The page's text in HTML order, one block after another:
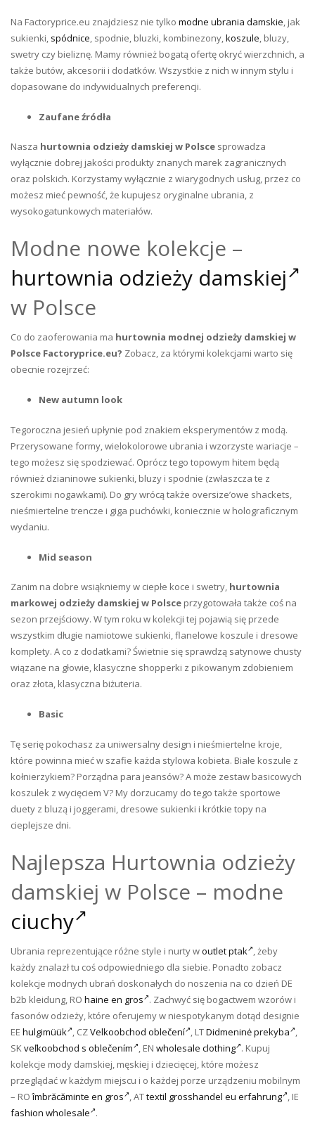
Na Factoryprice.eu znajdziesz nie tylko modne ubrania damskie , jak
sukienki, spódnice , spodnie, bluzki, kombinezony, koszule , bluzy,
swetry czy bieliznę. Mamy również bogatą ofertę okryć wierzchnich, a
także butów, akcesorii i dodatków. Wszystkie z nich w innym stylu i
dopasowane do indywidualnych preferencji.
Zaufane źródła
Nasza hurtownia odzieży damskiej w Polsce sprowadza
wyłącznie dobrej jakości produkty znanych marek zagranicznych
oraz polskich. Korzystamy wyłącznie z wiarygodnych usług, przez co
możesz mieć pewność, że kupujesz oryginalne ubrania, z
wysokogatunkowych materiałów.
Modne nowe kolekcje –
hurtownia odzieży damskiej
w Polsce
Co do zaoferowania ma hurtownia modnej odzieży damskiej w
Polsce Factoryprice.eu? Zobacz, za którymi kolekcjami warto się
obecnie rozejrzeć:
New autumn look
Tegoroczna jesień upłynie pod znakiem eksperymentów z modą.
Przerysowane formy, wielokolorowe ubrania i wzorzyste wariacje –
tego możesz się spodziewać. Oprócz tego topowym hitem będą
również dzianinowe sukienki, bluzy i spodnie (zwłaszcza te z
szerokimi nogawkami). Do gry wrócą także oversize’owe shackets,
nieśmiertelne trencze i giga puchówki, koniecznie w holograficznym
wydaniu.
Mid season
Zanim na dobre wsiąkniemy w ciepłe koce i swetry, hurtownia
markowej odzieży damskiej w Polsce przygotowała także coś na
sezon przejściowy. W tym roku w kolekcji tej pojawią się przede
wszystkim długie namiotowe sukienki, flanelowe koszule i dresowe
komplety. A co z dodatkami? Świetnie się sprawdzą satynowe chusty
wiązane na głowie, klasyczne shopperki z pikowanym zdobieniem
oraz złota, klasyczna biżuteria.
Basic
Tę serię pokochasz za uniwersalny design i nieśmiertelne kroje,
które powinna mieć w szafie każda stylowa kobieta. Białe koszule z
kołnierzykiem? Porządna para jeansów? A może zestaw basicowych
koszulek z wycięciem V? My dorzucamy do tego także sportowe
duety z bluzą i joggerami, dresowe sukienki i krótkie topy na
cieplejsze dni.
Najlepsza Hurtownia odzieży
damskiej w Polsce – modne
ciuchy
Ubrania reprezentujące różne style i nurty woutlet ptak
, żeby
każdy znalazł tu coś odpowiedniego dla siebie. Ponadto zobacz
kolekcje modnych ubrań doskonałych do noszenia na co dzień DE
b2b kleidung, RO haine en gros . Zachwyć się bogactwem wzorów i
fasonów odzieży, które oferujemy w niespotykanym dotąd designie
EE hulgimüük , CZVelkoobchod oblečení , LTDidmeninė prekyba
SK veľkoobchod s oblečením , EN wholesale clothing . Kupuj
kolekcje mody damskiej, męskiej i dziecięcej, które możesz
przeglądać w każdym miejscu i o każdej porze urządzeniu mobilnym
– ROîmbrăcăminte en gros , ATtextil grosshandel eu erfahrung
, IE
fashion wholesale .